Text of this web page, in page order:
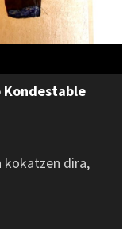
Kondestable
kokatzen dira,